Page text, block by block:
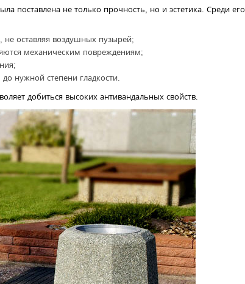
поставлена не только прочность, но и эстетика. Среди его
не оставляя воздушных пузырей;
механическим повреждениям;
нужной степени гладкости.
добиться высоких антивандальных свойств.